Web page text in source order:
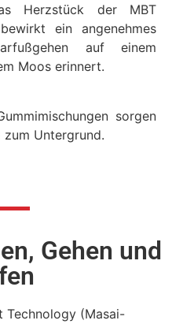
Herzstück der MBT
ein angenehmes
auf einem
Moos erinnert.
sorgen
Untergrund.
Gehen und
Technology (Masai-